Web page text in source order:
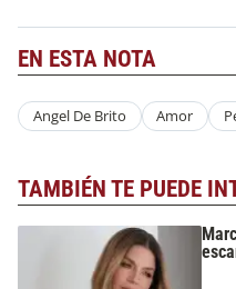
EN ESTA NOTA
Angel De Brito Amor
TAMBIÉN TE PUEDE